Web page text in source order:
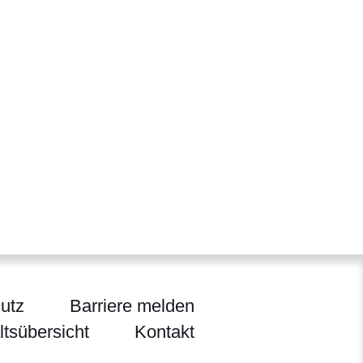
Fenster
neuen Fenster
Barriere melden
Kontakt